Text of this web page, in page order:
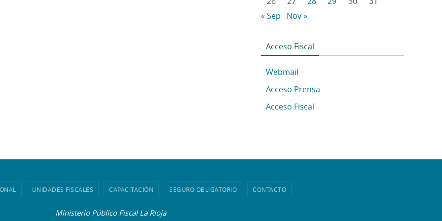
« Sep
Nov »
Acceso Fiscal
Webmail
Acceso Prensa
Acceso Fiscal
UNIDADES FISCALES CAPACITACIÓN SEGURO OBLIGATORIO CONTACTO
Ministerio Público Fiscal La Rioja